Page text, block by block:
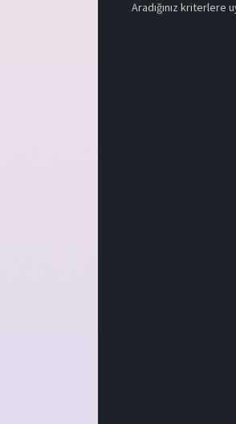
Aradığınız kriterlere